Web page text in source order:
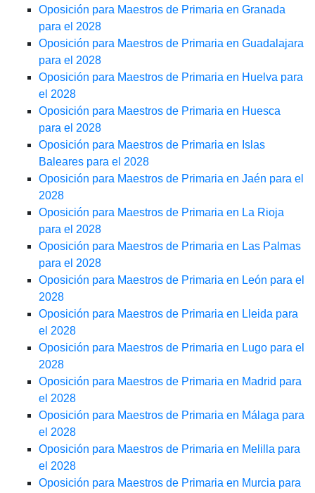
Oposición para Maestros de Primaria en Granada
para el 2028
Oposición para Maestros de Primaria en Guadalajara
para el 2028
Oposición para Maestros de Primaria en Huelva para
el 2028
Oposición para Maestros de Primaria en Huesca
para el 2028
Oposición para Maestros de Primaria en Islas
Baleares para el 2028
Oposición para Maestros de Primaria en Jaén para el
2028
Oposición para Maestros de Primaria en La Rioja
para el 2028
Oposición para Maestros de Primaria en Las Palmas
para el 2028
Oposición para Maestros de Primaria en León para el
2028
Oposición para Maestros de Primaria en Lleida para
el 2028
Oposición para Maestros de Primaria en Lugo para el
2028
Oposición para Maestros de Primaria en Madrid para
el 2028
Oposición para Maestros de Primaria en Málaga para
el 2028
Oposición para Maestros de Primaria en Melilla para
el 2028
Oposición para Maestros de Primaria en Murcia para